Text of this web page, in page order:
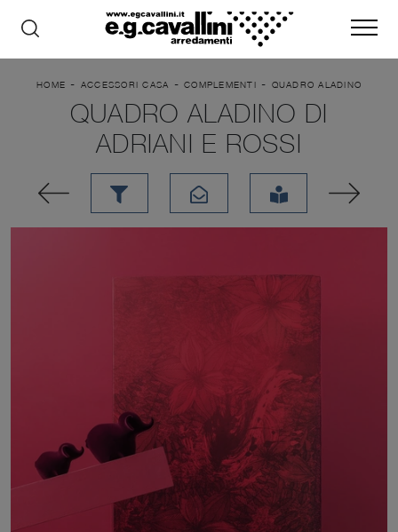
HOME - ACCESSORI CASA - COMPLEMENTI - QUADRO ALADINO
QUADRO ALADINO DI
ADRIANI E ROSSI